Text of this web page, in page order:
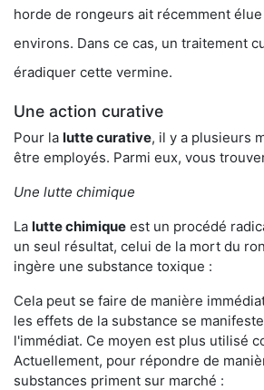
horde de rongeurs ait récemment
environs. Dans ce cas, un traitement
éradiquer cette vermine.
Une action curative
Pour la lutte curative, il y a plusieurs
être employés. Parmi eux, vous
Une lutte chimique
La lutte chimique est un procédé
un seul résultat, celui de la mort du
ingère une substance toxique :
Cela peut se faire de manière
les effets de la substance se
l'immédiat. Ce moyen est plus utilisé
Actuellement, pour répondre de
substances priment sur marché :